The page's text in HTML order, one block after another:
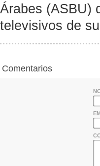
Árabes (ASBU)
televisivos de
Comentarios